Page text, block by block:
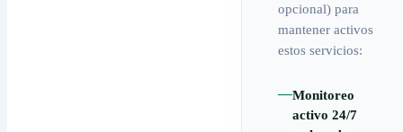
opcional) para
mantener activos
estos servicios:
—Monitoreo
activo 24/7